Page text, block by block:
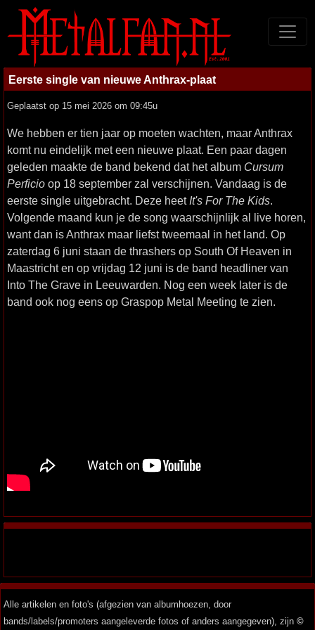
Eerste single van nieuwe Anthrax-plaat
Geplaatst op 15 mei 2026 om 09:45u
We hebben er tien jaar op moeten wachten, maar Anthrax
komt nu eindelijk met een nieuwe plaat. Een paar dagen
geleden maakte de band bekend dat het album Cursum
Perficio op 18 september zal verschijnen. Vandaag is de
eerste single uitgebracht. Deze heet It's For The Kids.
Volgende maand kun je de song waarschijnlijk al live horen,
want dan is Anthrax maar liefst tweemaal in het land. Op
zaterdag 6 juni staan de thrashers op South Of Heaven in
Maastricht en op vrijdag 12 juni is de band headliner van
Into The Grave in Leeuwarden. Nog een week later is de
band ook nog eens op Graspop Metal Meeting te zien.
Alle artikelen en foto's (afgezien van albumhoezen, door
bands/labels/promoters aangeleverde fotos of anders aangegeven), zijn ©